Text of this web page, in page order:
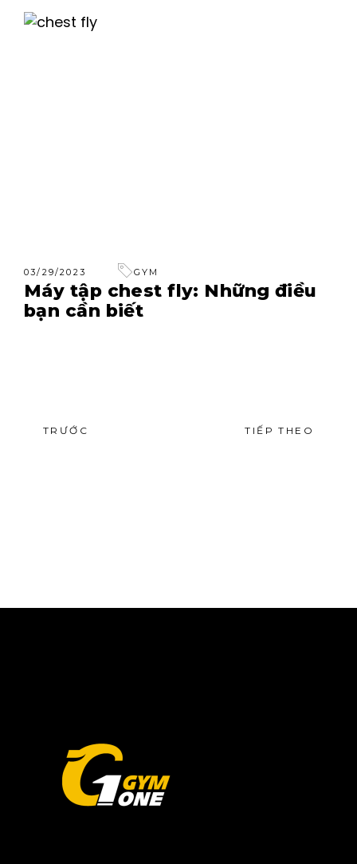
03/29/2023 GYM
Máy tập chest fly: Những điều
bạn cần biết
TRƯỚC TIẾP THEO